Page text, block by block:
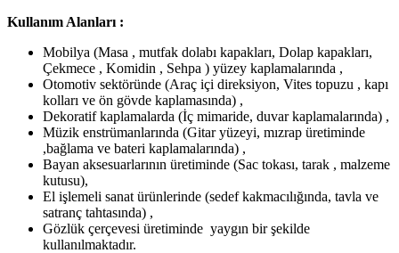
Kullanım Alanları :
Mobilya (Masa , mutfak dolabı kapakları, Dolap kapakları,
Çekmece , Komidin , Sehpa ) yüzey kaplamalarında ,
Otomotiv sektöründe (Araç içi direksiyon, Vites topuzu , kapı
kolları ve ön gövde kaplamasında) ,
Dekoratif kaplamalarda (İç mimaride, duvar kaplamalarında) ,
Müzik enstrümanlarında (Gitar yüzeyi, mızrap üretiminde
,bağlama ve bateri kaplamalarında) ,
Bayan aksesuarlarının üretiminde (Sac tokası, tarak , malzeme
kutusu),
El işlemeli sanat ürünlerinde (sedef kakmacılığında, tavla ve
satranç tahtasında) ,
Gözlük çerçevesi üretiminde yaygın bir şekilde
kullanılmaktadır.